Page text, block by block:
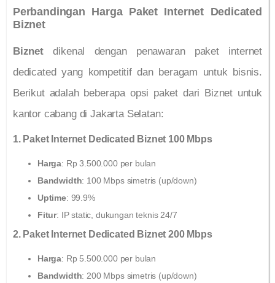
Perbandingan Harga Paket Internet Dedicated
Biznet
Biznetdikenal dengan penawaran paket internet
dedicated yang kompetitif dan beragam untuk bisnis.
Berikut adalah beberapa opsi paket dari Biznet untuk
kantor cabang di Jakarta Selatan:
1. Paket Internet Dedicated Biznet 100 Mbps
Harga: Rp 3.500.000 per bulan
Bandwidth: 100 Mbps simetris (up/down)
Uptime: 99.9%
Fitur: IP static, dukungan teknis 24/7
2. Paket Internet Dedicated Biznet 200 Mbps
Harga: Rp 5.500.000 per bulan
Bandwidth: 200 Mbps simetris (up/down)